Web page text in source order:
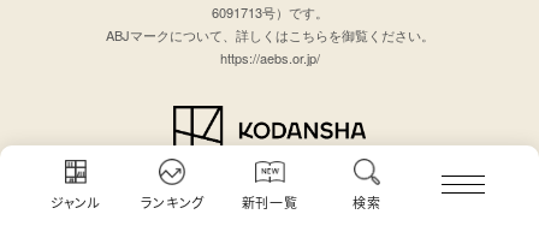
ジャンル ランキング 新刊一覧 検索
6091713号）です。
ABJマークについて、詳しくはこちらを御覧ください。
https://aebs.or.jp/
© KODANSHA Ltd. All rights reserved.
このサイトのデータの著作権は講談社が保有します。無断複製転載放送等は禁止